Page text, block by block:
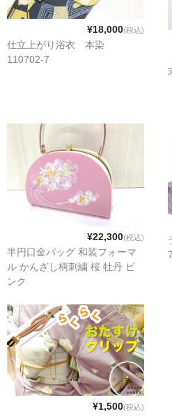
¥18,000(税込)
仕立上がり浴衣 本染
110702-7
¥22,300(税込)
半円口金バッグ 和装フォーマ
ル かんざし柄刺繍 桜 牡丹 ピ
ンク
¥1,500(税込)